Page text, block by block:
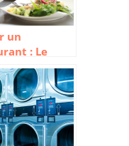
un
: Le
bien